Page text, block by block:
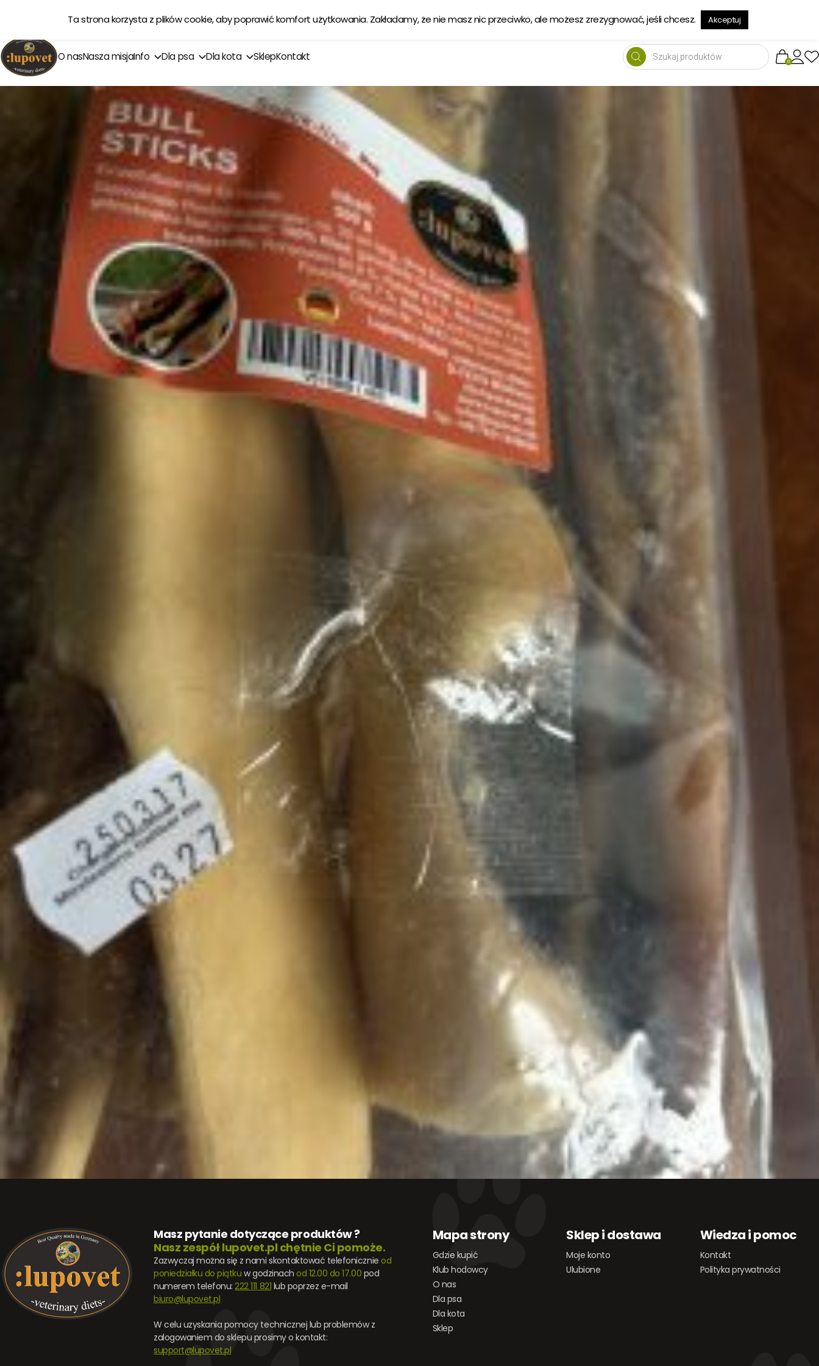
Ekologiczna karma tworzona w zgodzie z naturą Sprawdź →
O nasNasza misjaInfo Dla psa Dla kota SklepKontakt
Wyszukiwarka
produktów 0
Masz pytanie dotyczące produktów ?
Nasz zespół lupovet.pl chętnie Ci pomoże.
Zazwyczaj można się z nami skontaktować telefonicznie od
poniedziałku do piątku w godzinach od 12.00 do 17.00 pod
numerem telefonu:222 111 821 lub poprzez e-mail
biuro@lupovet.pl
W celu uzyskania pomocy technicznej lub problemów z
zalogowaniem do sklepu prosimy o kontakt:
support@lupovet.pl
Mapa strony
Gdzie kupić
Klub hodowcy
O nas
Dla psa
Dla kota
Sklep
Sklep i dostawa
Moje konto
Ulubione
Wiedza i pomoc
Kontakt
Polityka prywatności
Ta strona korzysta z plików cookie, aby poprawić komfort użytkowania. Zakładamy, że nie masz nic przeciwko, ale możesz zrezygnować, jeśli chcesz. Akceptuj